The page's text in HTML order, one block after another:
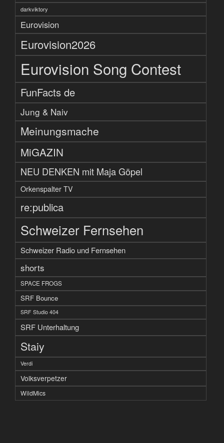
darkviktory
Eurovision
Eurovision2026
Eurovision Song Contest
FunFacts de
Jung & Naiv
Meinungsmache
MiGAZIN
NEU DENKEN mit Maja Göpel
Orkenspalter TV
re:publica
Schweizer Fernsehen
Schweizer Radio und Fernsehen
shorts
SPACE FROGS
SRF Bounce
SRF Studio 404
SRF Unterhaltung
Staiy
Verdi
Volksverpetzer
WildMics